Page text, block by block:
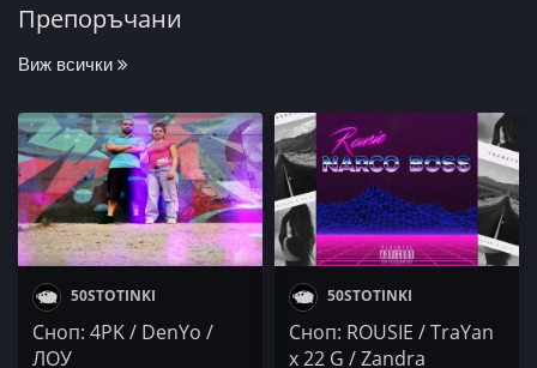
Препоръчани
Виж всички
50STOTINKI
Сноп: 4PK / DenYo /
ЛОУ
50STOTINKI
Сноп: ROUSIE / TraYan
x 22 G / Zandra